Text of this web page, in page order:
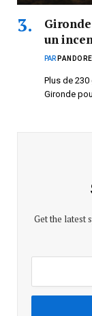
un
PAR PANDORE
Plus de
Gironde
Get the latest